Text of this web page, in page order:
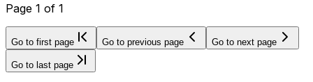
Page 1 of 1
Go to first page Go to previous page Go to next page
Go to last page